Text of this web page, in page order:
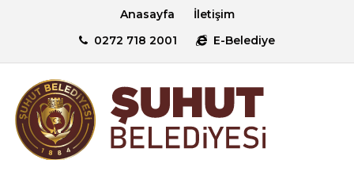
Anasayfa
İletişim
0272 718 2001
E-Belediye